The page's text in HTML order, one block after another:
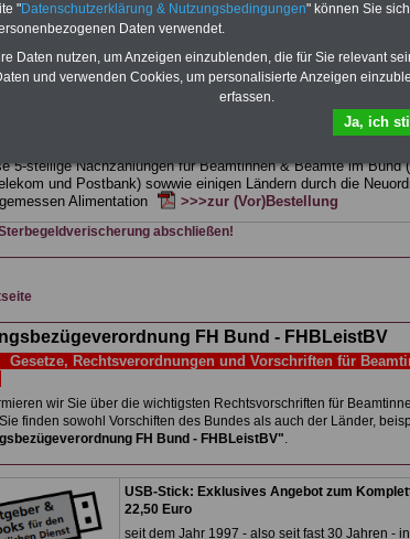
Zehn OnlineBücher & eBooks für den Öffentlichen
Komplettpreis von 15 Euro im Jahr -
Wissenswertes zum Beamtenrecht , Besoldung,
sowieNebentätigkeitsrecht, Tarifrecht, Berufseinstieg und
>>>mehr Informationen
Nachzahlung für alle Beamtinnen und Beamten des Bundes
5-stellige Nachzahlungen für Beamtinnen & Beamte im Bund
und Postbank) sowwie einigen Ländern durch die
Alimentation
>>>zur (Vor)Bestellung
abschließen!
FH Bund - FHBLeistBV
Gesetze, Rechtsverordnungen und Vorschriften für
wir Sie über die wichtigsten Rechtsvorschriften für
finden sowohl Vorschiften des Bundes als auch der Länder,
FH Bund - FHBLeistBV".
USB-Stick: Exklusives Angebot zum
22,50 Euro
seit dem Jahr 1997 - also seit fast 30 Jahren -
"Datenschutzerklärung & Nutzungsbedingungen" können Sie
Daten verwendet.
Daten nutzen, um Anzeigen einzublenden, die für Sie relevant
und verwenden Cookies, um personalisierte Anzeigen
erfassen.
Ja, ich